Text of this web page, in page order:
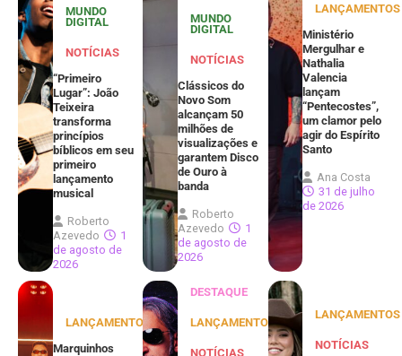
MUNDO
DIGITAL
NOTÍCIAS
“Primeiro
Lugar”: João
Teixeira
transforma
princípios
bíblicos em seu
primeiro
lançamento
musical
Roberto
Azevedo
1
de agosto de
2026
MUNDO
DIGITAL
NOTÍCIAS
Clássicos do
Novo Som
alcançam 50
milhões de
visualizações e
garantem Disco
de Ouro à
banda
Roberto
Azevedo
1
de agosto de
2026
LANÇAMENTOS
Ministério
Mergulhar e
Nathalia
Valencia
lançam
“Pentecostes”,
um clamor pelo
agir do Espírito
Santo
Ana Costa
31 de julho
de 2026
LANÇAMENTOS
Marquinhos
DESTAQUE
LANÇAMENTOS
NOTÍCIAS
LANÇAMENTOS
NOTÍCIAS